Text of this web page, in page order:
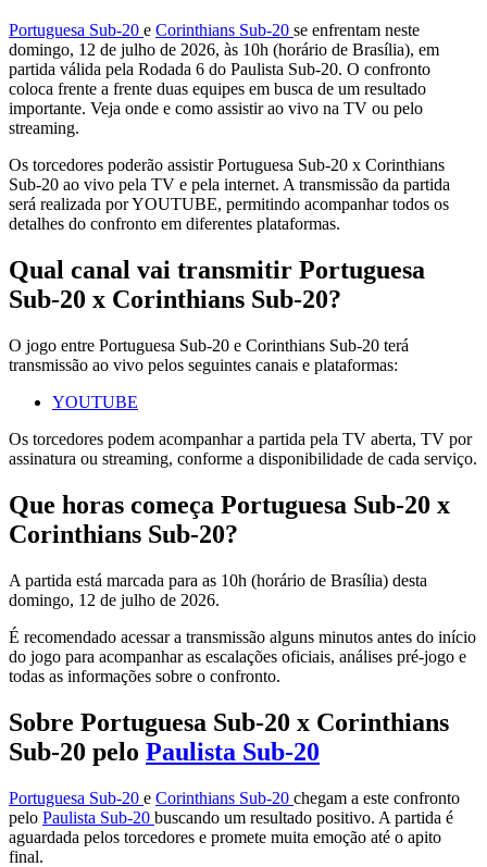
Portuguesa Sub-20 e Corinthians Sub-20 se enfrentam neste
domingo, 12 de julho de 2026, às 10h (horário de Brasília), em
partida válida pela Rodada 6 do Paulista Sub-20. O confronto
coloca frente a frente duas equipes em busca de um resultado
importante. Veja onde e como assistir ao vivo na TV ou pelo
streaming.
Os torcedores poderão assistir Portuguesa Sub-20 x Corinthians
Sub-20 ao vivo pela TV e pela internet. A transmissão da partida
será realizada por YOUTUBE, permitindo acompanhar todos os
detalhes do confronto em diferentes plataformas.
Qual canal vai transmitir Portuguesa
Sub-20 x Corinthians Sub-20?
O jogo entre Portuguesa Sub-20 e Corinthians Sub-20 terá
transmissão ao vivo pelos seguintes canais e plataformas:
YOUTUBE
Os torcedores podem acompanhar a partida pela TV aberta, TV por
assinatura ou streaming, conforme a disponibilidade de cada serviço.
Que horas começa Portuguesa Sub-20 x
Corinthians Sub-20?
A partida está marcada para as 10h (horário de Brasília) desta
domingo, 12 de julho de 2026.
É recomendado acessar a transmissão alguns minutos antes do início
do jogo para acompanhar as escalações oficiais, análises pré-jogo e
todas as informações sobre o confronto.
Sobre Portuguesa Sub-20 x Corinthians
Sub-20 pelo Paulista Sub-20
Portuguesa Sub-20 e Corinthians Sub-20 chegam a este confronto
pelo Paulista Sub-20 buscando um resultado positivo. A partida é
aguardada pelos torcedores e promete muita emoção até o apito
final.